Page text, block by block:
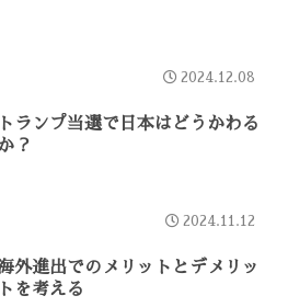
2024.12.08
トランプ当選で日本はどうかわる
か？
2024.11.12
外進出でのメリットとデメリッ
トを考える